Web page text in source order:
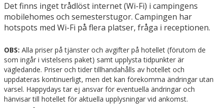
Det finns inget trådlöst internet (Wi-Fi) i campingens
mobilehomes och semesterstugor. Campingen har
hotspots med Wi-Fi på flera platser, fråga i receptionen.
OBS: Alla priser på tjänster och avgifter på hotellet (förutom de
som ingår i vistelsens paket) samt upplysta tidpunkter är
vägledande. Priser och tider tillhandahålls av hotellet och
uppdateras kontinuerligt, men det kan förekomma ändringar utan
varsel. Happydays tar ej ansvar för eventuella ändringar och
hänvisar till hotellet för aktuella upplysningar vid ankomst.